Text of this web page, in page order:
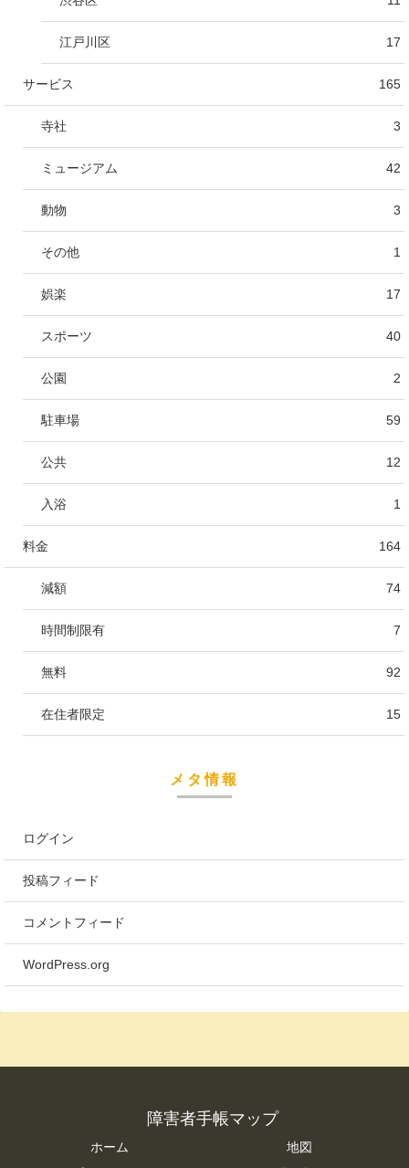
江戸川区 17
サービス 165
寺社 3
ミュージアム 42
動物 3
その他 1
娯楽 17
スポーツ 40
公園 2
駐車場 59
公共 12
入浴 1
料金 164
減額 74
時間制限有 7
無料 92
在住者限定 15
メタ情報
ログイン
投稿フィード
コメントフィード
WordPress.org
障害者手帳マップ
ホーム
地図